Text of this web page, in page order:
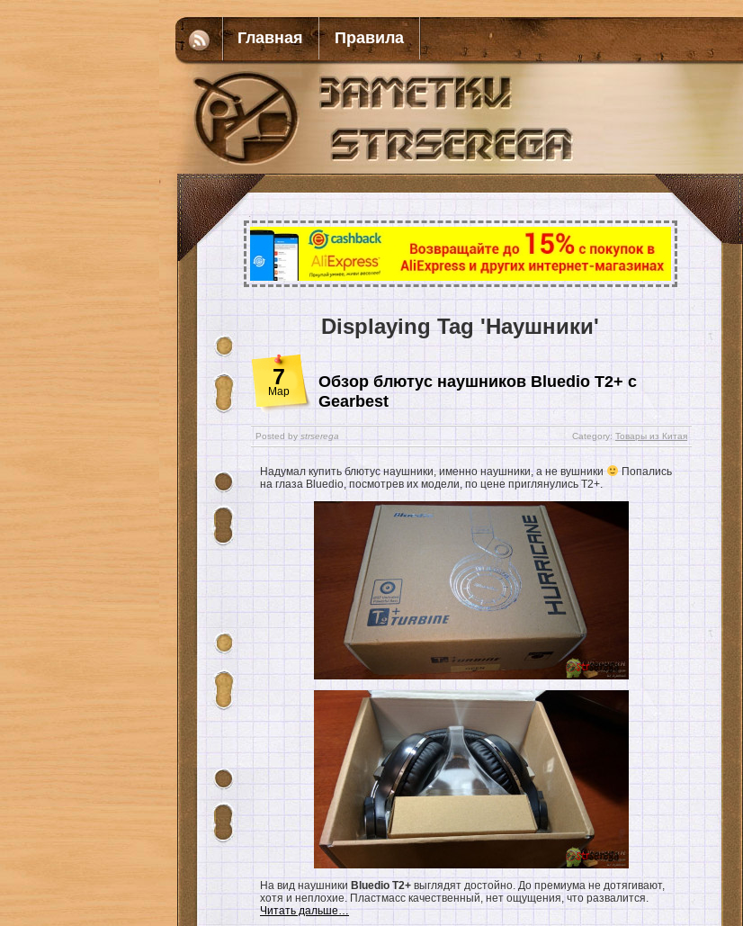
Главная Правила
Displaying Tag 'Наушники'
7
Мар
Обзор блютус наушников Bluedio T2+ с
Gearbest
Posted by strserega Category: Товары из Китая
Надумал купить блютус наушники, именно наушники, а не вушники
Попались
на глаза Bluedio, посмотрев их модели, по цене приглянулись T2+.
На вид наушники Bluedio T2+ выглядят достойно. До премиума не дотягивают,
хотя и неплохие. Пластмасс качественный, нет ощущения, что развалится.
Читать дальше…